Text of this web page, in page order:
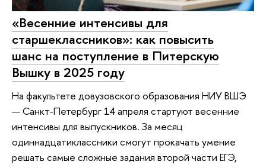
«Весенние интенсивы для
старшеклассников»: как повысить
шанс на поступление в Питерскую
Вышку в 2025 году
На факультете довузовского образования НИУ ВШЭ
— Санкт-Петербург 14 апреля стартуют весенние
интенсивы для выпускников. За месяц
одиннадцатиклассники смогут прокачать умение
решать самые сложные задания второй части ЕГЭ,